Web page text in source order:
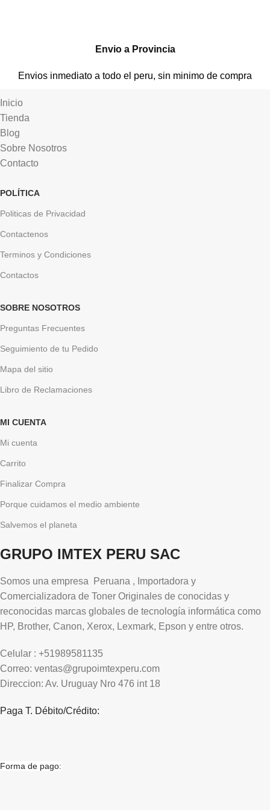
Envio a Provincia
Envios inmediato a todo el peru, sin minimo de compra
Inicio
Tienda
Blog
Sobre Nosotros
Contacto
POLÍTICA
Politicas de Privacidad
Contactenos
Terminos y Condiciones
Contactos
SOBRE NOSOTROS
Preguntas Frecuentes
Seguimiento de tu Pedido
Mapa del sitio
Libro de Reclamaciones
MI CUENTA
Mi cuenta
Carrito
Finalizar Compra
Porque cuidamos el medio ambiente
Salvemos el planeta
GRUPO IMTEX PERU SAC
Somos una empresa Peruana , Importadora y
Comercializadora de Toner Originales de conocidas y
reconocidas marcas globales de tecnología informática como
HP, Brother, Canon, Xerox, Lexmark, Epson y entre otros.
Celular : +51989581135
Correo: ventas@grupoimtexperu.com
Direccion: Av. Uruguay Nro 476 int 18
Paga T. Débito/Crédito:
Forma de pago: